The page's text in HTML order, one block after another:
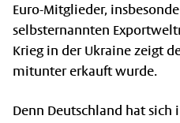
Euro-Mitglieder,
selbsternannten
Krieg in der Ukraine zeigt
mitunter erkauft wurde.
Denn Deutschland hat sich